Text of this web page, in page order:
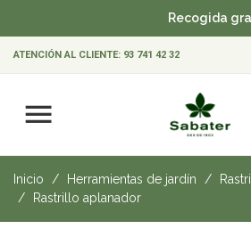
Recogida
ATENCIÓN AL CLIENTE: 93 741 42 32
Inicio Herramientas de jardín
Rastrillo aplanador